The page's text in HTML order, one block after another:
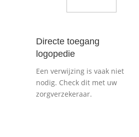
Directe toegang
logopedie
Een verwijzing is vaak niet
nodig. Check dit met uw
zorgverzekeraar.